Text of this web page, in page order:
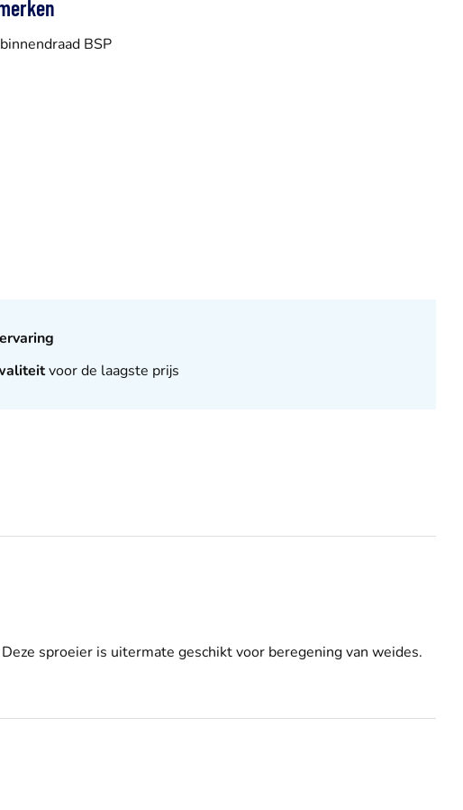
BSP
voor de laagste prijs
sproeier is uitermate geschikt voor beregening van weides.